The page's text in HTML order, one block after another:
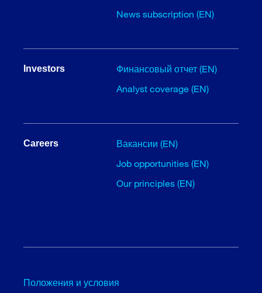
News subscription (EN)
Investors
Финансовый отчет (EN)
Analyst coverage (EN)
Careers
Вакансии (EN)
Job opportunities (EN)
Our principles (EN)
Положения и условия